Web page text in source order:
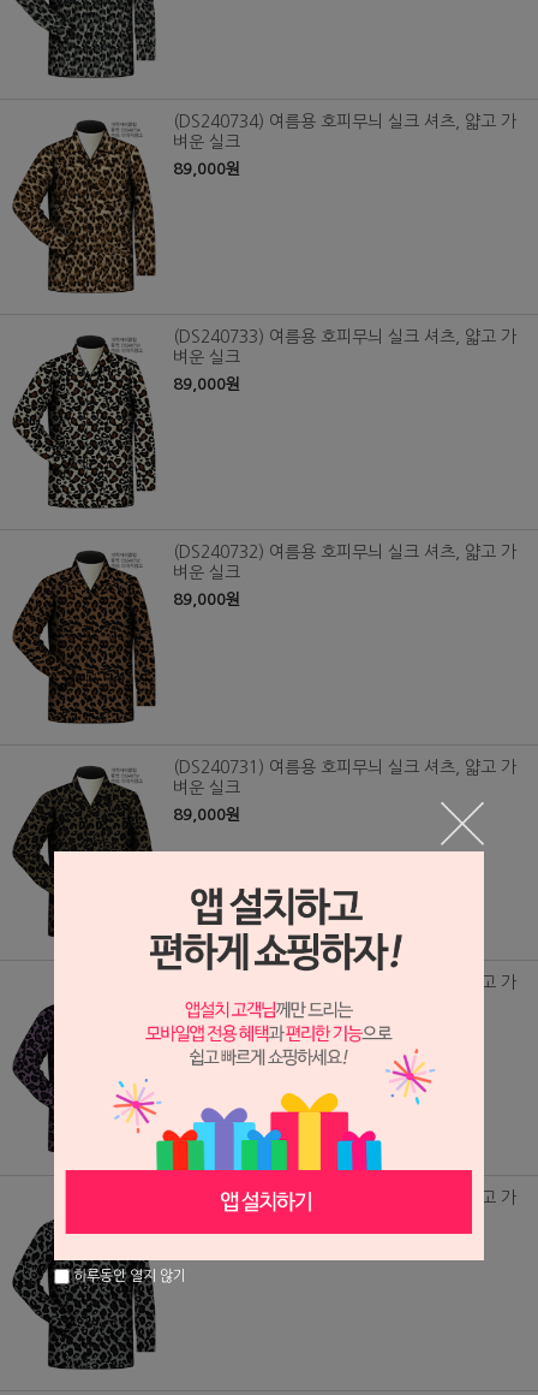
(DS240734) 여름용 호피무늬 실크 셔츠, 얇고 가
벼운 실크
89,000원
(DS240733) 여름용 호피무늬 실크 셔츠, 얇고 가
벼운 실크
89,000원
(DS240732) 여름용 호피무늬 실크 셔츠, 얇고 가
벼운 실크
89,000원
(DS240731) 여름용 호피무늬 실크 셔츠, 얇고 가
벼운 실크
89,000원
(DS240730) 여름용 호피무늬 실크 셔츠, 얇고 가
벼운 실크
89,000원
(DS240729) 여름용 호피무늬 실크 셔츠, 얇고 가
벼운 실크
하루동안 열지 않기